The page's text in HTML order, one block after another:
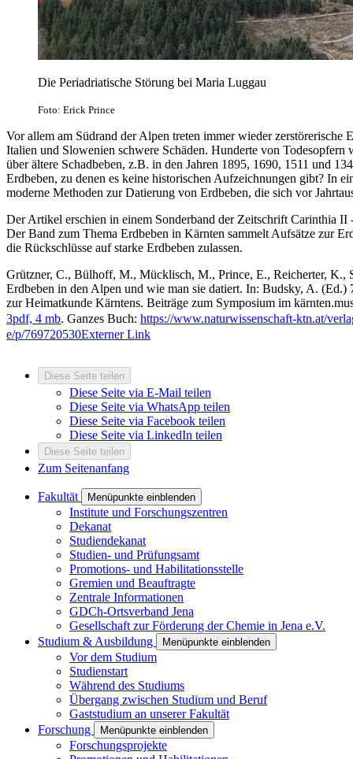
Die Periadriatische Störung bei Maria Luggau
Foto: Erick Prince
Vor allem am Südrand der Alpen treten immer wieder zerstörerische
Italien und Slowenien schwere Schäden. Hunderte von
über ältere Schadbeben, z.B. in den Jahren 1895, 1690, 1511 und
Erdbeben, zu denen es keine historischen Aufzeichnungen gibt? In
moderne Methoden zur Datierung von Erdbeben, die sich vor
Der Artikel erschien in einem Sonderband der Zeitschrift Carinthia
Der Band zum Thema Erdbeben in Kärnten sammelt Aufsätze zur
die Rückschlüsse auf starke Erdbeben zulassen.
Grützner, C., Bülhoff, M., Mücklisch, M., Prince, E., Reicherter, K.,
Erdbeben in den Alpen und wie man sie datiert. In: Budsky, A.
zur Heimatkunde Kärntens. Beiträge zum Symposium im
3pdf, 4 mb. Ganzes Buch: https://www.naturwissenschaft-ktn.at/
e/p/769720530Externer Link
Diese Seite teilen
Diese Seite via E-Mail teilen
Diese Seite via WhatsApp teilen
Diese Seite via Facebook teilen
Diese Seite via LinkedIn teilen
Diese Seite teilen
Zum Seitenanfang
Fakultät Menüpunkte einblenden
Institute und Forschungszentren
Dekanat
Studiendekanat
Studien- und Prüfungsamt
Promotions- und Habilitationsstelle
Gremien und Beauftragte
Zentrale Informationen
GDCh-Ortsverband Jena
Gesellschaft zur Förderung der Chemie in Jena e.V.
Studium & Ausbildung
Menüpunkte einblenden
Vor dem Studium
Studienstart
Während des Studiums
Übergang zwischen Studium und Beruf
Gaststudium an unserer Fakultät
Forschung
Menüpunkte einblenden
Forschungsprojekte